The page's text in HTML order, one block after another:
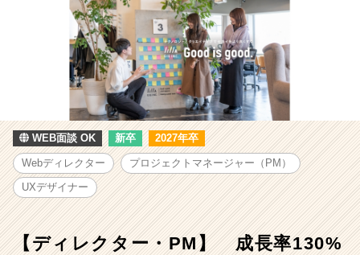
長
率
130%
の
ベ
ン
チ
ャ
ー
デ
WEB面談 OK 新卒 2027年卒
Webディレクター プロジェクトマネージャー（PM）
UXデザイナー
【ディレクター・PM】 成長率130%